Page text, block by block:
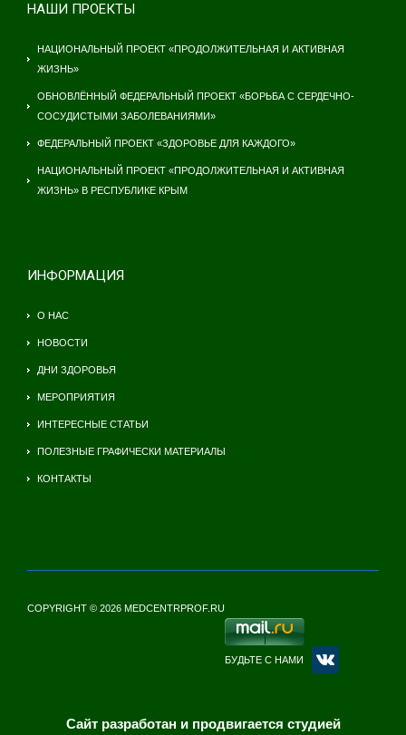
НАШИ ПРОЕКТЫ
НАЦИОНАЛЬНЫЙ ПРОЕКТ «ПРОДОЛЖИТЕЛЬНАЯ И АКТИВНАЯ
ЖИЗНЬ»
ОБНОВЛЁННЫЙ ФЕДЕРАЛЬНЫЙ ПРОЕКТ «БОРЬБА С СЕРДЕЧНО-
СОСУДИСТЫМИ ЗАБОЛЕВАНИЯМИ»
ФЕДЕРАЛЬНЫЙ ПРОЕКТ «ЗДОРОВЬЕ ДЛЯ КАЖДОГО»
НАЦИОНАЛЬНЫЙ ПРОЕКТ «ПРОДОЛЖИТЕЛЬНАЯ И АКТИВНАЯ
ЖИЗНЬ» В РЕСПУБЛИКЕ КРЫМ
ИНФОРМАЦИЯ
О НАС
НОВОСТИ
ДНИ ЗДОРОВЬЯ
МЕРОПРИЯТИЯ
ИНТЕРЕСНЫЕ СТАТЬИ
ПОЛЕЗНЫЕ ГРАФИЧЕСКИ МАТЕРИАЛЫ
КОНТАКТЫ
COPYRIGHT © 2026 MEDCENTRPROF.RU
БУДЬТЕ С НАМИ
Сайт разработан и продвигается студией